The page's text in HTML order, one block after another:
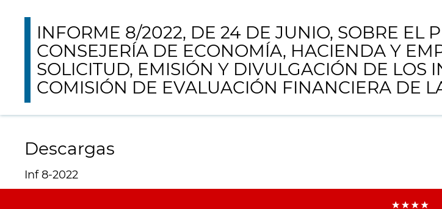
INFORME 8/2022, DE 24 DE JUNIO, SOBRE EL
CONSEJERÍA DE ECONOMÍA, HACIENDA Y
SOLICITUD, EMISIÓN Y DIVULGACIÓN DE LOS
COMISIÓN DE EVALUACIÓN FINANCIERA DE
Descargas
Inf 8-2022